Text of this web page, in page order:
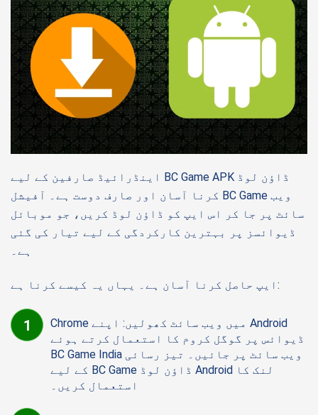
اینڈرائیڈ صارفین کے لیے BC Game APK ڈاؤن لوڈ
کرنا آسان اور صارف دوست ہے۔ آفیشل BC Game ویب
سائٹ پر جا کر اس ایپ کو ڈاؤن لوڈ کریں، جو موبائل
ڈیوائسز پر بہترین کارکردگی کے لیے تیار کی گئی
ہے۔
ایپ حاصل کرنا آسان ہے۔ یہاں یہ کیسے کرنا ہے:
Chrome میں ویب سائٹ کھولیں: اپنے Android
ڈیوائس پر گوگل کروم کا استعمال کرتے ہوئے
BC Game India ویب سائٹ پر جائیں۔ تیز رسائی
کے لیے BC Game ڈاؤن لوڈ Android لنک کا
استعمال کریں۔